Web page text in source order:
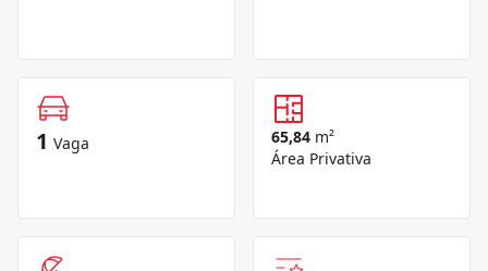
1 Vaga 65,84 m²
Área Privativa